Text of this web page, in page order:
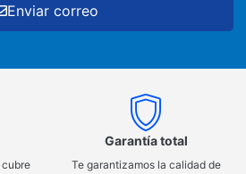
Enviar correo
Garantía total
Te garantizamos la calidad de